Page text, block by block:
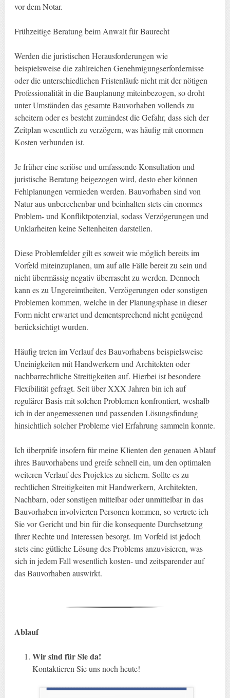
vor dem Notar.
Frühzeitige Beratung beim Anwalt für Baurecht
Werden die juristischen Herausforderungen wie
beispielsweise die zahlreichen Genehmigungserfordernisse
oder die unterschiedlichen Fristenläufe nicht mit der nötigen
Professionalität in die Bauplanung miteinbezogen, so droht
unter Umständen das gesamte Bauvorhaben vollends zu
scheitern oder es besteht zumindest die Gefahr, dass sich der
Zeitplan wesentlich zu verzögern, was häufig mit enormen
Kosten verbunden ist.
Je früher eine seriöse und umfassende Konsultation und
juristische Beratung beigezogen wird, desto eher können
Fehlplanungen vermieden werden. Bauvorhaben sind von
Natur aus unberechenbar und beinhalten stets ein enormes
Problem- und Konfliktpotenzial, sodass Verzögerungen und
Unklarheiten keine Seltenheiten darstellen.
Diese Problemfelder gilt es soweit wie möglich bereits im
Vorfeld miteinzuplanen, um auf alle Fälle bereit zu sein und
nicht übermässig negativ überrascht zu werden. Dennoch
kann es zu Ungereimtheiten, Verzögerungen oder sonstigen
Problemen kommen, welche in der Planungsphase in dieser
Form nicht erwartet und dementsprechend nicht genügend
berücksichtigt wurden.
Häufig treten im Verlauf des Bauvorhabens beispielsweise
Uneinigkeiten mit Handwerkern und Architekten oder
nachbarrechtliche Streitigkeiten auf. Hierbei ist besondere
Flexibilität gefragt. Seit über XXX Jahren bin ich auf
regulärer Basis mit solchen Problemen konfrontiert, weshalb
ich in der angemessenen und passenden Lösungsfindung
hinsichtlich solcher Probleme viel Erfahrung sammeln konnte.
Ich überprüfe insofern für meine Klienten den genauen Ablauf
ihres Bauvorhabens und greife schnell ein, um den optimalen
weiteren Verlauf des Projektes zu sichern. Sollte es zu
rechtlichen Streitigkeiten mit Handwerkern, Architekten,
Nachbarn, oder sonstigen mittelbar oder unmittelbar in das
Bauvorhaben involvierten Personen kommen, so vertrete ich
Sie vor Gericht und bin für die konsequente Durchsetzung
Ihrer Rechte und Interessen besorgt. Im Vorfeld ist jedoch
stets eine gütliche Lösung des Problems anzuvisieren, was
sich in jedem Fall wesentlich kosten- und zeitsparender auf
das Bauvorhaben auswirkt.
Ablauf
Wir sind für Sie da!
Kontaktieren Sie uns noch heute!